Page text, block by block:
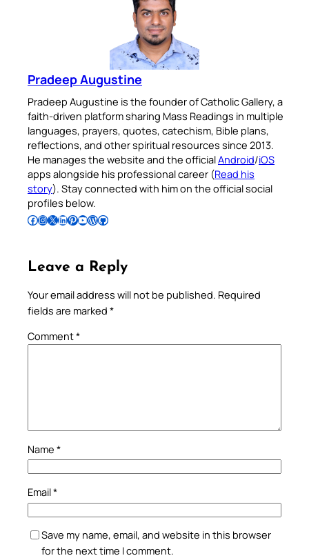
Pradeep Augustine
Pradeep Augustine is the founder of Catholic Gallery, a
faith-driven platform sharing Mass Readings in multiple
languages, prayers, quotes, catechism, Bible plans,
reflections, and other spiritual resources since 2013.
He manages the website and the officialAndroid/iOS
apps alongside his professional career (Read his
story). Stay connected with him on the official social
profiles below.
Follow Pradeep on Facebook Follow Pradeep on InstagramFollow Pradeep on X Follow Pradeep on LinkedIn Follow Pradeep on Pinterest Subscribe to Pradeep’s Youtube Channel Follow Pradeep on WordPress Follow Pradeep on GitHub
Leave a Reply
Your email address will not be published. Required
fields are marked *
Comment*
Name *
Email*
Save my name, email, and website in this browser
for the next time I comment.